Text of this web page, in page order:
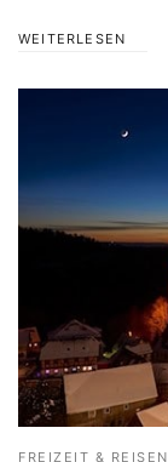
WEITERLESEN
FREIZEIT & REISEN